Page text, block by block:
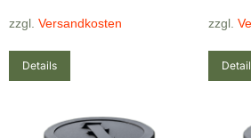
zzgl. Versandkosten
Details
zzgl.